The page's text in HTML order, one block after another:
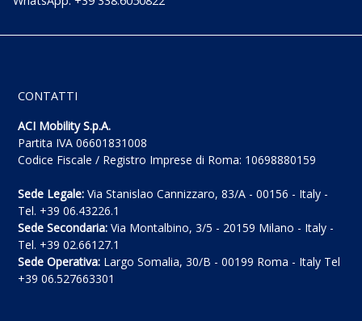
CONTATTI
ACI Mobility S.p.A.
Partita IVA 06601831008
Codice Fiscale / Registro Imprese di Roma: 10698880159
Sede Legale: Via Stanislao Cannizzaro, 83/A - 00156 - Italy -
Tel. +39 06.43226.1
Sede Secondaria: Via Montalbino, 3/5 - 20159 Milano - Italy -
Tel. +39 02.66127.1
Sede Operativa: Largo Somalia, 30/B - 00199 Roma - Italy Tel
+39 06.527663301